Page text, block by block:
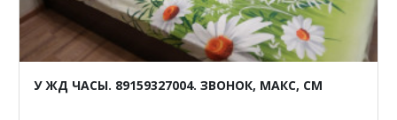
У ЖД ЧАСЫ. 89159327004. ЗВОНОК, МАКС, СМ